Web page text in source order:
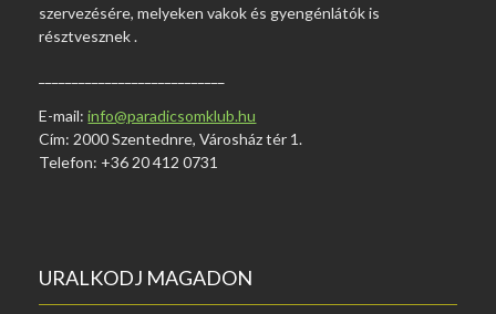
szervezésére,‌ melyeken‌ vakok és‌ gyengénlátók‌ is‌
részt‌vesznek .
E-mail:info@paradicsomklub.hu
Cím: 2000 Szentednre, Városház tér 1.
Telefon: +36 20 412 0731
URALKODJ MAGADON